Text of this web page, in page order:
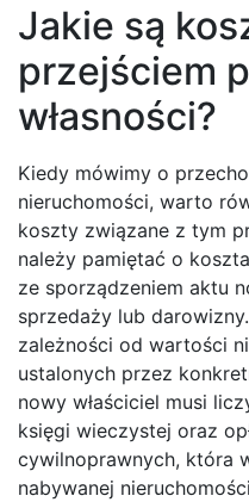
Jakie są
przejściem
własności?
Kiedy mówimy o
nieruchomości, warto
koszty związane z tym
należy pamiętać o
ze sporządzeniem aktu
sprzedaży lub
zależności od wartości
ustalonych przez
nowy właściciel musi
księgi wieczystej oraz
cywilnoprawnych, która
nabywanej